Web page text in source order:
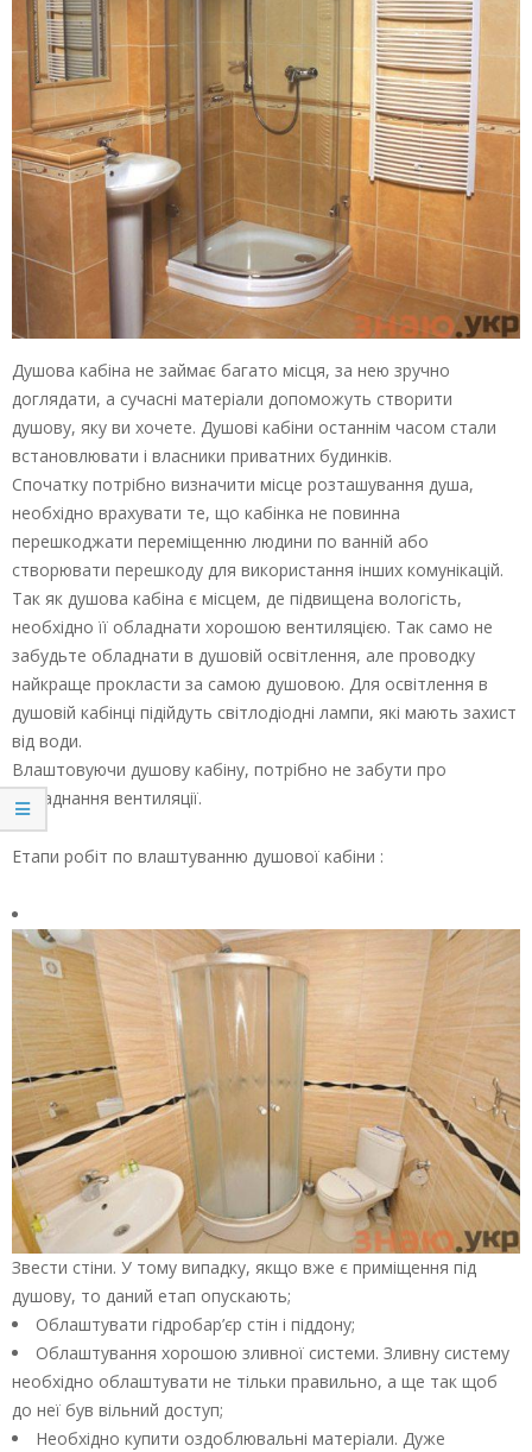
Душова кабіна не займає багато місця, за нею зручно
доглядати, а сучасні матеріали допоможуть створити
душову, яку ви хочете. Душові кабіни останнім часом стали
встановлювати і власники приватних будинків.
Спочатку потрібно визначити місце розташування душа,
необхідно врахувати те, що кабінка не повинна
перешкоджати переміщенню людини по ванній або
створювати перешкоду для використання інших комунікацій.
Так як душова кабіна є місцем, де підвищена вологість,
необхідно її обладнати хорошою вентиляцією. Так само не
забудьте обладнати в душовій освітлення, але проводку
найкраще прокласти за самою душовою. Для освітлення в
душовій кабінці підійдуть світлодіодні лампи, які мають захист
від води.
Влаштовуючи душову кабіну, потрібно не забути про
обладнання вентиляції.
Етапи робіт по влаштуванню душової кабіни :
Звести стіни. У тому випадку, якщо вже є приміщення під
душову, то даний етап опускають;
Облаштувати гідробар’єр стін і піддону;
Облаштування хорошою зливної системи. Зливну систему
необхідно облаштувати не тільки правильно, а ще так щоб
до неї був вільний доступ;
Необхідно купити оздоблювальні матеріали. Дуже